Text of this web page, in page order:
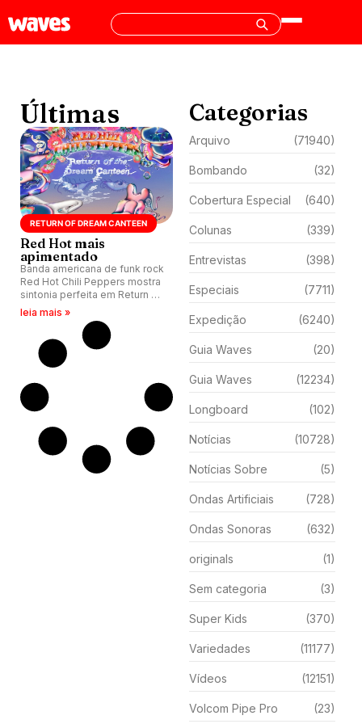
Últimas
RETURN OF DREAM CANTEEN
Red Hot mais
apimentado
Banda americana de funk rock
Red Hot Chili Peppers mostra
sintonia perfeita em Return of
the Dream Canteen, segundo
disco lançado em 2022.
leia mais »
Categorias
Arquivo (71940)
Bombando (32)
Cobertura Especial (640)
Colunas (339)
Entrevistas (398)
Especiais (7711)
Expedição (6240)
Guia Waves (20)
Guia Waves (12234)
Longboard (102)
Notícias (10728)
Notícias Sobre (5)
Ondas Artificiais (728)
Ondas Sonoras (632)
originals (1)
Sem categoria (3)
Super Kids (370)
Variedades (11177)
Vídeos (12151)
Volcom Pipe Pro (23)